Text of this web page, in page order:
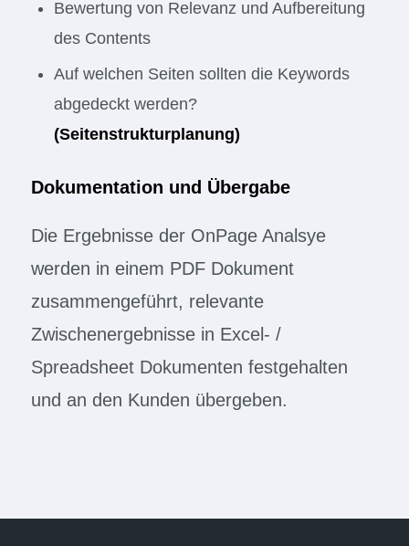
Bewertung von Relevanz und Aufbereitung
des Contents
Auf welchen Seiten sollten die Keywords
abgedeckt werden?
(Seitenstrukturplanung)
Dokumentation und Übergabe
Die Ergebnisse der OnPage Analsye
werden in einem PDF Dokument
zusammengeführt, relevante
Zwischenergebnisse in Excel- /
Spreadsheet Dokumenten festgehalten
und an den Kunden übergeben.